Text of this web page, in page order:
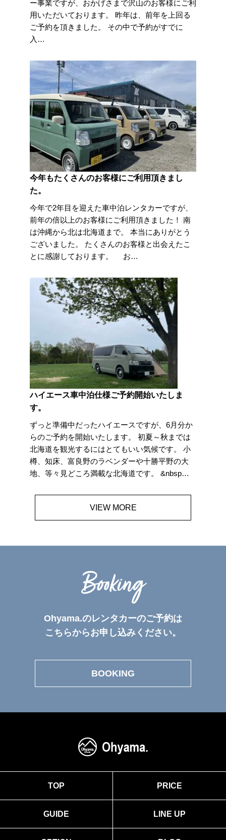
ー事業ですが、おかげさまで沢山のお客様にご利
用いただいております。 昨年は、前年を上回る
ご予約を頂きました。 その中で予約がすでに
入…
今年もたくさんのお客様にご利用頂きまし
た。
今年で2年目を迎えた車中泊レンタカーですが、
前年の倍以上のお客様にご利用頂きました！ 南
は沖縄から北は北海道まで。 本当にありがとう
ございました。 たくさんのお客様と出会えたこ
とに感謝しております。 お…
ハイエース車中泊仕様ご予約開始いたしま
す。
ずっと準備中だったハイエースですが、6月分か
らのご予約を開始いたします。 初夏～秋までは
北海道を観光するにはとてもいい気候です。 小
樽、知床、富良野のラベンダーや十勝平野の大
地、等々見どころ満載な北海道です。 &nbsp…
VIEW MORE
Booking
Ohyama.のレンタカーのご予約は
こちらからお申し込みください。
BOOKING
TOP PRICE
GUIDE LINE UP